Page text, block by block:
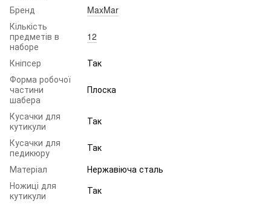
Бренд
MaxMar
Кількість
предметів в
наборе
12
Кніпсер
Так
Форма робочої
частини
шабера
Плоска
Кусачки для
кутикули
Так
Кусачки для
педикюру
Так
Матеріал
Нержавіюча сталь
Ножиці для
кутикули
Так